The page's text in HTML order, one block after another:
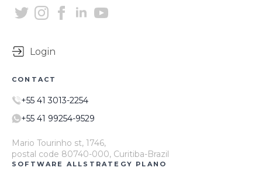
Login
CONTACT
+55 41 3013-2254
+55 41 99254-9529
Mario Tourinho st, 1746,
postal code 80740-000, Curitiba-Brazil
SOFTWARE ALLSTRATEGY PLANO